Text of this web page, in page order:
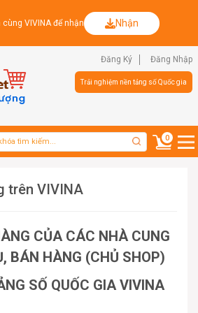
VIVINA để nhận Nhận
Đăng Ký Đăng Nhập
Trải nghiệm nền tảng số Quốc gia
0
trên VIVINA
CỦA CÁC NHÀ CUNG
BÁN HÀNG (CHỦ SHOP)
SỐ QUỐC GIA VIVINA